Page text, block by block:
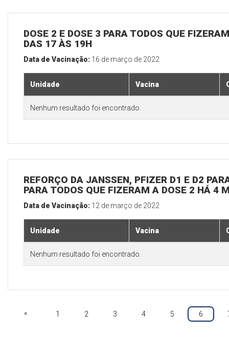
DOSE 2 E DOSE 3 PARA TODOS QUE
DAS 17 ÀS 19H
Data de Vacinação: 16 de março de 2022
Unidade Vacina
Nenhum resultado foi encontrado.
REFORÇO DA JANSSEN, PFIZER D1 E D2
PARA TODOS QUE FIZERAM A DOSE 2 HÁ 4
Data de Vacinação: 12 de março de 2022
Unidade Vacina
Nenhum resultado foi encontrado.
« 1 2 3 4 5 6